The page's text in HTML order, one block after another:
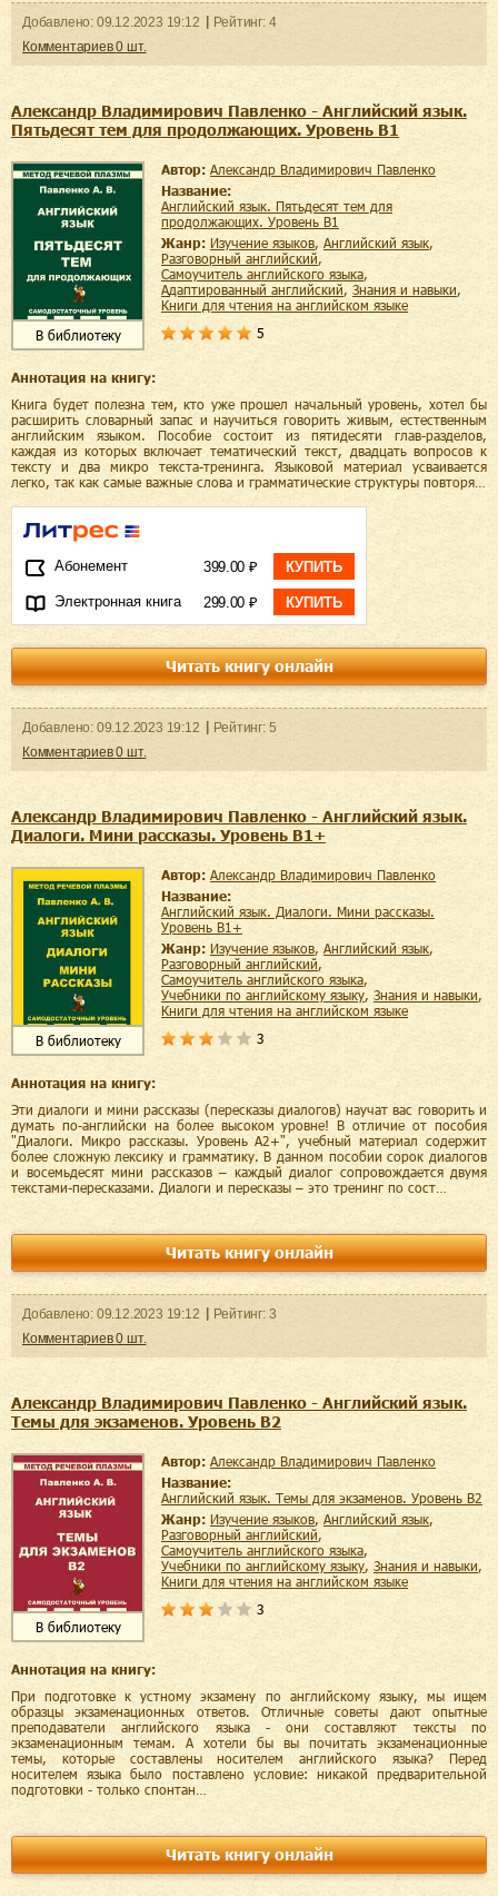
Добавленo: 09.12.2023 19:12 Рейтинг: 4
Комментариев0 шт.
Александр Владимирович Павленко - Английский язык.
Пятьдесят тем для продолжающих. Уровень В1
В библиотеку
Автор:
Александр Владимирович Павленко
Название:
Английский язык. Пятьдесят тем для
продолжающих. Уровень В1
Жанр:
изучение языков, английский язык,
разговорный английский,
самоучитель английского языка,
адаптированный английский, знания и навыки,
книги для чтения на английском языке
5
Аннотация на книгу:
Книга будет полезна тем, кто уже прошел начальный уровень, хотел бы
расширить словарный запас и научиться говорить живым, естественным
английским языком. Пособие состоит из пятидесяти глав-разделов,
каждая из которых включает тематический текст, двадцать вопросов к
тексту и два микро текста-тренинга. Языковой материал усваивается
легко, так как самые важные слова и грамматические структуры повторя…
Абонемент 399.00 ₽ КУПИТЬ
Электронная книга 299.00 ₽ КУПИТЬ
Читать книгу онлайн
Добавленo: 09.12.2023 19:12 Рейтинг: 5
Комментариев0 шт.
Александр Владимирович Павленко - Английский язык.
Диалоги. Мини рассказы. Уровень В1+
В библиотеку
Автор:
Александр Владимирович Павленко
Название:
Английский язык. Диалоги. Мини рассказы.
Уровень В1+
Жанр:
изучение языков, английский язык,
разговорный английский,
самоучитель английского языка,
учебники по английскому языку, знания и навыки,
книги для чтения на английском языке
3
Аннотация на книгу:
Эти диалоги и мини рассказы (пересказы диалогов) научат вас говорить и
думать по-английски на более высоком уровне! В отличие от пособия
"Диалоги. Микро рассказы. Уровень А2+", учебный материал содержит
более сложную лексику и грамматику. В данном пособии сорок диалогов
и восемьдесят мини рассказов – каждый диалог сопровождается двумя
текстами-пересказами. Диалоги и пересказы – это тренинг по сост…
Читать книгу онлайн
Добавленo: 09.12.2023 19:12 Рейтинг: 3
Комментариев0 шт.
Александр Владимирович Павленко - Английский язык.
Темы для экзаменов. Уровень В2
В библиотеку
Автор:
Александр Владимирович Павленко
Название:
Английский язык. Темы для экзаменов. Уровень В2
Жанр:
изучение языков, английский язык,
разговорный английский,
самоучитель английского языка,
учебники по английскому языку, знания и навыки,
книги для чтения на английском языке
3
Аннотация на книгу:
При подготовке к устному экзамену по английскому языку, мы ищем
образцы экзаменационных ответов. Отличные советы дают опытные
преподаватели английского языка - они составляют тексты по
экзаменационным темам. А хотели бы вы почитать экзаменационные
темы, которые составлены носителем английского языка? Перед
носителем языка было поставлено условие: никакой предварительной
подготовки - только спонтан…
Читать книгу онлайн